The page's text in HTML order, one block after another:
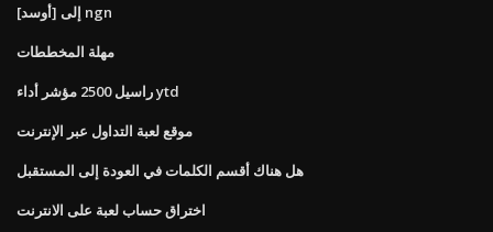
[أوسد] إلى ngn
مهلة المخططات
راسيل 2500 مؤشر أداء ytd
موقع لعبة التداول عبر الإنترنت
هل هناك أقسم الكلمات في العودة إلى المستقبل
اختراق حساب لعبة على الانترنت